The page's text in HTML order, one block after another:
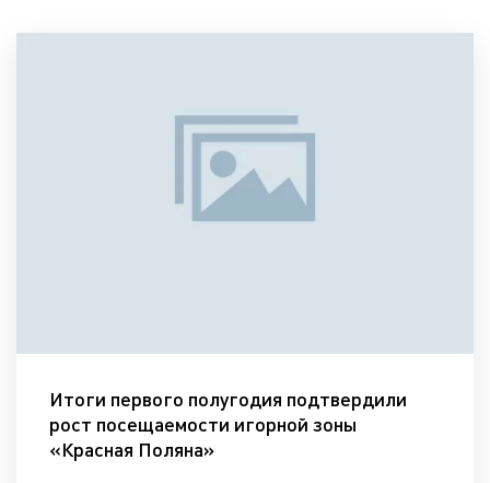
Итоги первого полугодия подтвердили
рост посещаемости игорной зоны
«Красная Поляна»